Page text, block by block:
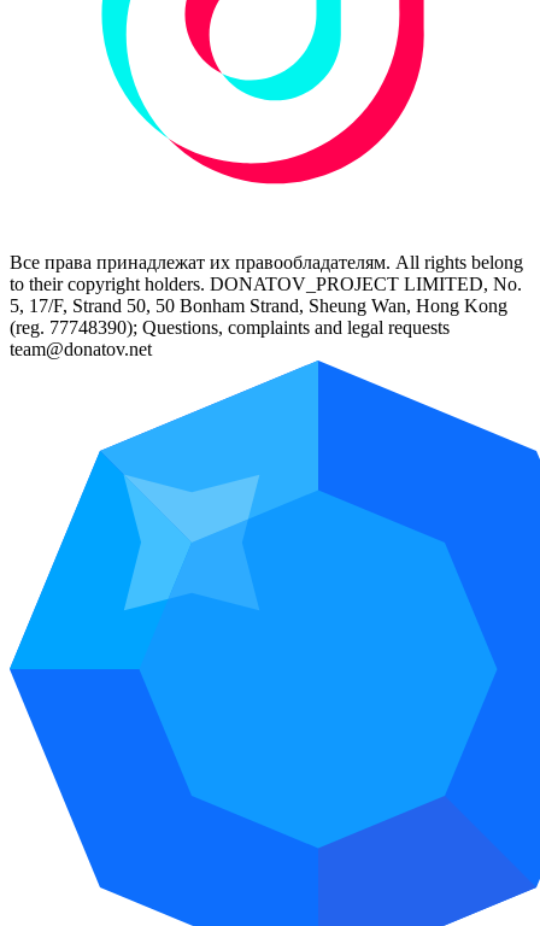
Все права принадлежат их правообладателям. All rights belong
to their copyright holders. DONATOV_PROJECT LIMITED, No.
5, 17/F, Strand 50, 50 Bonham Strand, Sheung Wan, Hong Kong
(reg. 77748390); Questions, complaints and legal requests
team@donatov.net